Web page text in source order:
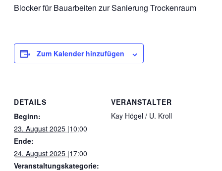
Blocker für Bauarbeiten zur Sanierung Trockenraum
Zum Kalender hinzufügen
DETAILS
Beginn:
23. August 2025 |10:00
Ende:
24. August 2025 |17:00
Veranstaltungskategorie:
VERANSTALTER
Kay Högel / U. Kroll